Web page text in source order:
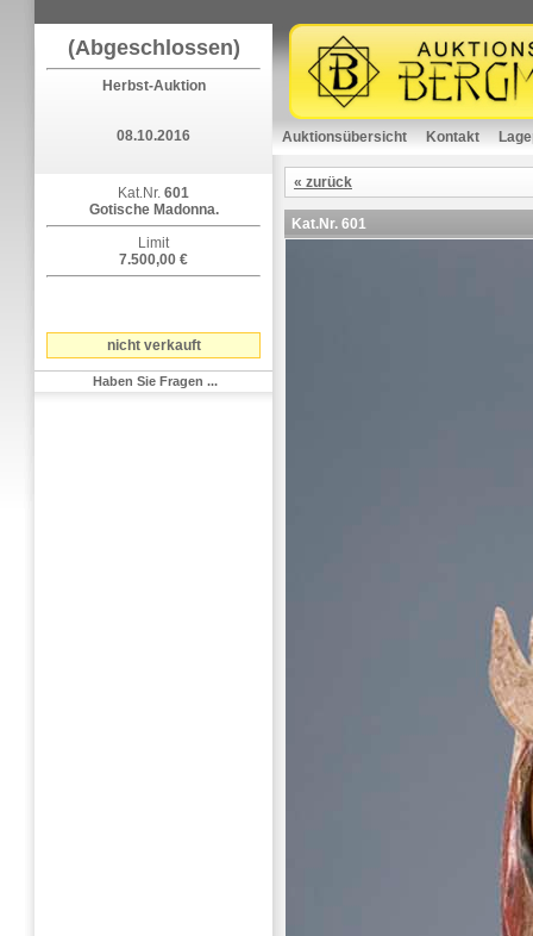
(Abgeschlossen)
Herbst-Auktion
08.10.2016
Kat.Nr. 601
Gotische Madonna.
Limit
7.500,00 €
nicht verkauft
Haben Sie Fragen ...
Auktionsübersicht Kontakt
« zurück
Kat.Nr. 601